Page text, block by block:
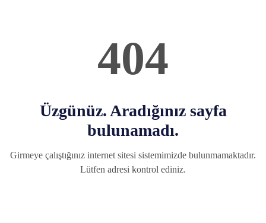
404
Üzgünüz. Aradığınız sayfa
bulunamadı.
Girmeye çalıştığınız internet sitesi sistemimizde bulunmamaktadır.
Lütfen adresi kontrol ediniz.